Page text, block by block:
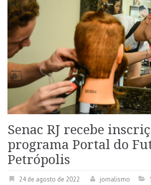
Senac RJ recebe
programa Portal do
Petrópolis
24 de agosto de 2022 jornalismo